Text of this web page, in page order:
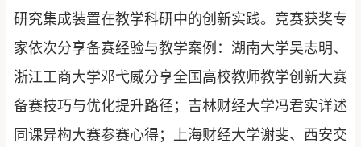
研究集成装置在教学科研中的创新实践。竞赛获奖专
家依次分享备赛经验与教学案例：湖南大学吴志明、
浙江工商大学邓弋威分享全国高校教师教学创新大赛
备赛技巧与优化提升路径；吉林财经大学冯君实详述
同课异构大赛参赛心得；上海财经大学谢斐、西安交